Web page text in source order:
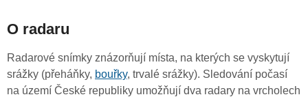
O radaru
Radarové snímky znázorňují místa, na kterých se vyskytují
srážky (přeháňky, bouřky, trvalé srážky). Sledování počasí
na území České republiky umožňují dva radary na vrcholech